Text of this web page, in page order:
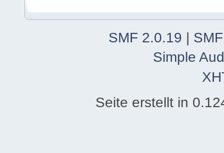
SMF 2.0.19
Simple
Seite erstellt in